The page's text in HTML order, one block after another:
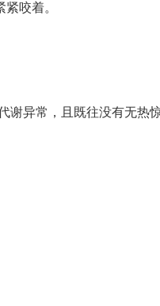
咬着。
谢异常，且既往没有无热